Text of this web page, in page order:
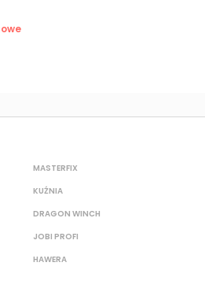
MASTERFIX
KUŹNIA
DRAGON WINCH
JOBI PROFI
HAWERA